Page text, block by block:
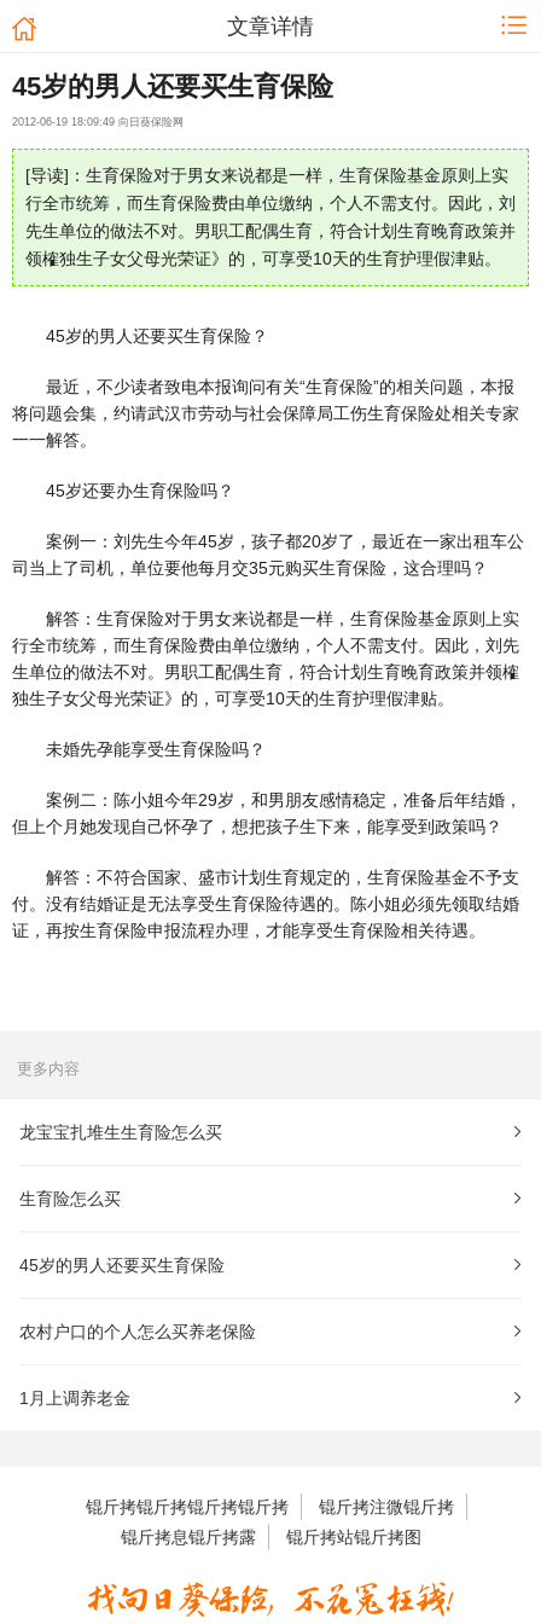
文章详情
45岁的男人还要买生育保险
2012-06-19 18:09:49 向日葵保险网
[导读]：生育保险对于男女来说都是一样，生育保险基金原则上实
行全市统筹，而生育保险费由单位缴纳，个人不需支付。因此，刘
先生单位的做法不对。男职工配偶生育，符合计划生育晚育政策并
领榷独生子女父母光荣证》的，可享受10天的生育护理假津贴。
45岁的男人还要买生育保险？
最近，不少读者致电本报询问有关“生育保险”的相关问题，本报
将问题会集，约请武汉市劳动与社会保障局工伤生育保险处相关专家
一一解答。
45岁还要办生育保险吗？
案例一：刘先生今年45岁，孩子都20岁了，最近在一家出租车公
司当上了司机，单位要他每月交35元购买生育保险，这合理吗？
解答：生育保险对于男女来说都是一样，生育保险基金原则上实
行全市统筹，而生育保险费由单位缴纳，个人不需支付。因此，刘先
生单位的做法不对。男职工配偶生育，符合计划生育晚育政策并领榷
独生子女父母光荣证》的，可享受10天的生育护理假津贴。
未婚先孕能享受生育保险吗？
案例二：陈小姐今年29岁，和男朋友感情稳定，准备后年结婚，
但上个月她发现自己怀孕了，想把孩子生下来，能享受到政策吗？
解答：不符合国家、盛市计划生育规定的，生育保险基金不予支
付。没有结婚证是无法享受生育保险待遇的。陈小姐必须先领取结婚
证，再按生育保险申报流程办理，才能享受生育保险相关待遇。
更多内容
龙宝宝扎堆生生育险怎么买
生育险怎么买
45岁的男人还要买生育保险
农村户口的个人怎么买养老保险
1月上调养老金
锟斤拷锟斤拷锟斤拷锟斤拷
锟斤拷注微锟斤拷
锟斤拷息锟斤拷露
锟斤拷站锟斤拷图